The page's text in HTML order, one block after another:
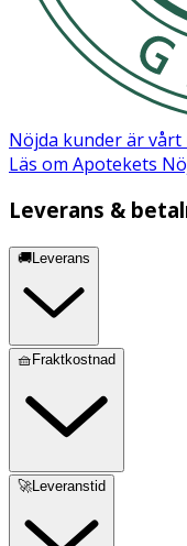
Nöjda kunder är vårt
Läs om Apotekets
Leverans &
🚚Leverans
🧺Fraktkostnad
🚀Leveranstid